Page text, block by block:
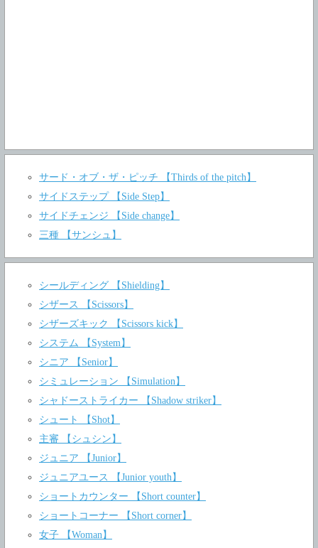
サード・オブ・ザ・ピッチ 【Thirds of the pitch】
サイドステップ 【Side Step】
サイドチェンジ 【Side change】
三種 【サンシュ】
シールディング 【Shielding】
シザース 【Scissors】
シザーズキック 【Scissors kick】
システム 【System】
シニア 【Senior】
シミュレーション 【Simulation】
シャドーストライカー 【Shadow striker】
シュート 【Shot】
主審 【シュシン】
ジュニア 【Junior】
ジュニアユース 【Junior youth】
ショートカウンター 【Short counter】
ショートコーナー 【Short corner】
女子 【Woman】